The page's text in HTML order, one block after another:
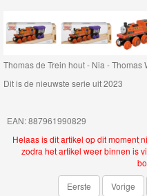
Thomas
trein
hout
Thomas
de
Thomas de Trein hout - Nia - Thomas
Dit is de nieuwste serie uit 2023
EAN: 887961990829
Helaas is dit artikel op dit moment
zodra het artikel weer binnen is
Eerste
Vorige